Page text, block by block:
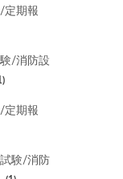
定期報
/消防設
定期報
験/消防